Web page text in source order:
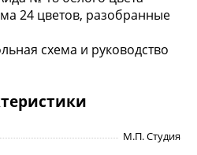
24 цветов, разобранные
схема и руководство
М.П. Студия